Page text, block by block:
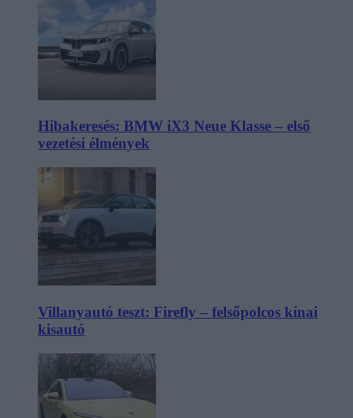
Hibakeresés: BMW iX3 Neue Klasse – első
vezetési élmények
Villanyautó teszt: Firefly – felsőpolcos kínai
kisautó